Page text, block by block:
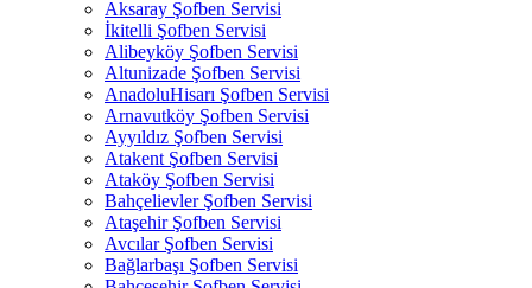
Aksaray Şofben Servisi
İkitelli Şofben Servisi
Alibeyköy Şofben Servisi
Altunizade Şofben Servisi
AnadoluHisarı Şofben Servisi
Arnavutköy Şofben Servisi
Ayyıldız Şofben Servisi
Atakent Şofben Servisi
Ataköy Şofben Servisi
Bahçelievler Şofben Servisi
Ataşehir Şofben Servisi
Avcılar Şofben Servisi
Bağlarbaşı Şofben Servisi